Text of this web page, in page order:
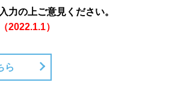
力の上ご意見ください。
2022.1.1）
ら